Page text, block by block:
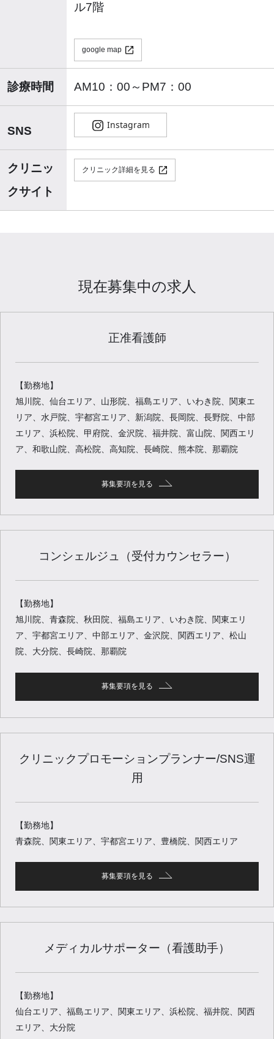
ル7階
google map
診療時間 AM10：00～PM7：00
SNS
クリニッ
クサイト
クリニック詳細を見る
現在募集中の求人
正准看護師
【勤務地】
旭川院、仙台エリア、山形院、福島エリア、いわき院、関東エ
リア、水戸院、宇都宮エリア、新潟院、長岡院、長野院、中部
エリア、浜松院、甲府院、金沢院、福井院、富山院、関西エリ
ア、和歌山院、高松院、高知院、長崎院、熊本院、那覇院
募集要項を見る
コンシェルジュ（受付カウンセラー）
【勤務地】
旭川院、青森院、秋田院、福島エリア、いわき院、関東エリ
ア、宇都宮エリア、中部エリア、金沢院、関西エリア、松山
院、大分院、長崎院、那覇院
募集要項を見る
クリニックプロモーションプランナー/SNS運
用
【勤務地】
青森院、関東エリア、宇都宮エリア、豊橋院、関西エリア
募集要項を見る
メディカルサポーター（看護助手）
【勤務地】
仙台エリア、福島エリア、関東エリア、浜松院、福井院、関西
エリア、大分院